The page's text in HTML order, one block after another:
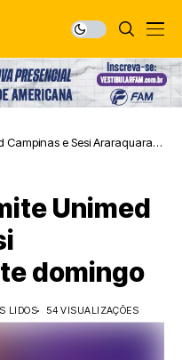
Campinas e Sesi Araraquara
Unimed
domingo
LIDOS 54 VISUALIZAÇÕES